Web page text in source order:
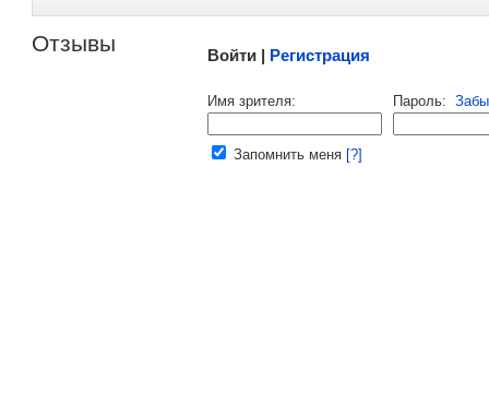
Отзывы Войти | Регистрация
Имя зрителя: Пароль:
Запомнить меня [?]